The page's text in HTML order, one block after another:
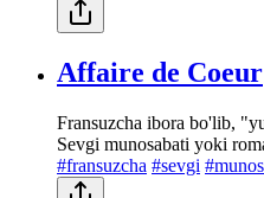
Affaire de Coeur
Fransuzcha ibora bo'lib,
Sevgi munosabati yoki
#fransuzcha #sevgi